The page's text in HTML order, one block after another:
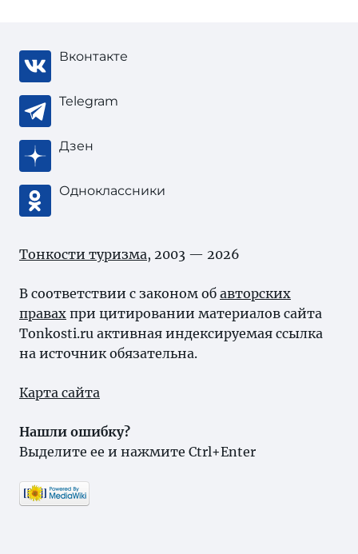
Вконтакте
Telegram
Дзен
Одноклассники
Тонкости туризма, 2003 — 2026
В соответствии с законом об авторских
правах при цитировании материалов сайта
Tonkosti.ru активная индексируемая ссылка
на источник обязательна.
Карта сайта
Нашли ошибку?
Выделите ее и нажмите Ctrl+Enter